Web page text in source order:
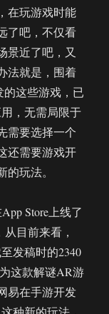
在玩游戏时能
了吧，不仅看
景近了吧，又
法就是，围着
这些游戏，已
，无需局限于
需要选择一个
还需要游戏开
玩法。
Store上线了
目前来看，
发稿时的2340
这款解谜AR游
易在手游开发